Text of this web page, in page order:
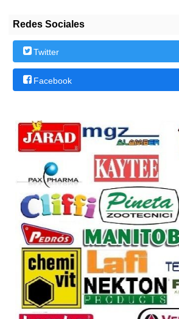
Redes Sociales
Twitter
Facebook